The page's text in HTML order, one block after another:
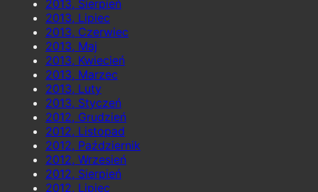
2013, Sierpień
2013, Lipiec
2013, Czerwiec
2013, Maj
2013, Kwiecień
2013, Marzec
2013, Luty
2013, Styczeń
2012, Grudzień
2012, Listopad
2012, Październik
2012, Wrzesień
2012, Sierpień
2012, Lipiec